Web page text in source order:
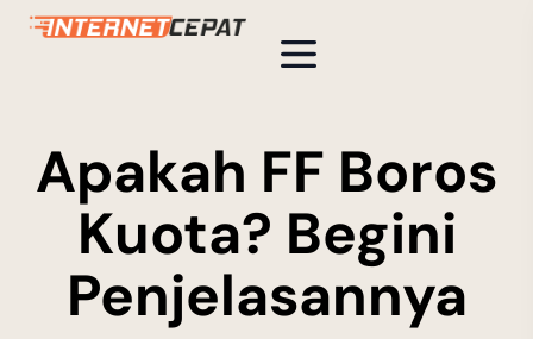
Apakah FF Boros
Kuota? Begini
Penjelasannya